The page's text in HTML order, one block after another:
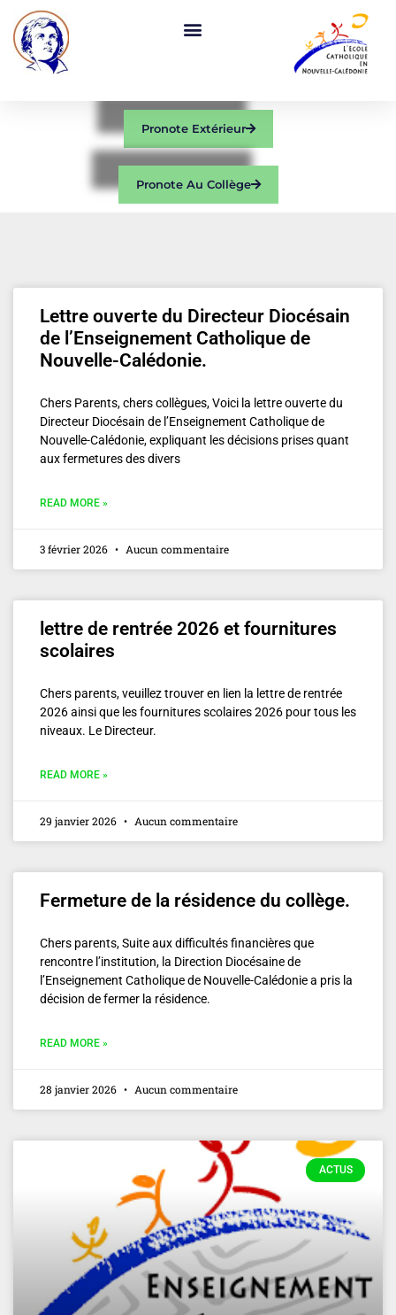
Pronote Extérieur
Pronote Au Collège
Lettre ouverte du Directeur Diocésain
de l’Enseignement Catholique de
Nouvelle-Calédonie.
Chers Parents, chers collègues, Voici la lettre ouverte du
Directeur Diocésain de l’Enseignement Catholique de
Nouvelle-Calédonie, expliquant les décisions prises quant
aux fermetures des divers
READ MORE »
3 février 2026 Aucun commentaire
lettre de rentrée 2026 et fournitures
scolaires
Chers parents, veuillez trouver en lien la lettre de rentrée
2026 ainsi que les fournitures scolaires 2026 pour tous les
niveaux. Le Directeur.
READ MORE »
29 janvier 2026 Aucun commentaire
Fermeture de la résidence du collège.
Chers parents, Suite aux difficultés financières que
rencontre l’institution, la Direction Diocésaine de
l’Enseignement Catholique de Nouvelle-Calédonie a pris la
décision de fermer la résidence.
READ MORE »
28 janvier 2026 Aucun commentaire
ACTUS